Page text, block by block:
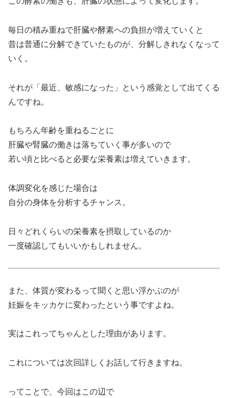
毎日の積み重ねで肝臓や酵素への負担が増えていくと
昔は普通に分解できていたものが、分解しきれなくなって
いく。
それが「最近、敏感になった」という感覚として出てくる
んですね。
もちろん年齢を重ねるごとに
肝臓や腎臓の働きは落ちていく事が多いので
若い頃と比べると必要な栄養素は増えていきます。
体調変化を感じた場合は
自分の身体を分析するチャンス。
日々どれくらいの栄養素を摂取しているのか
一度確認してもいいかもしれません。
また、体質が変わるって聞くと思い浮かぶのが
妊娠をキッカケに変わったという事ですよね。
実はこれってちゃんとした理由があります。
これについては次回詳しくお話して行きますね。
ってことで、今回はこの辺で